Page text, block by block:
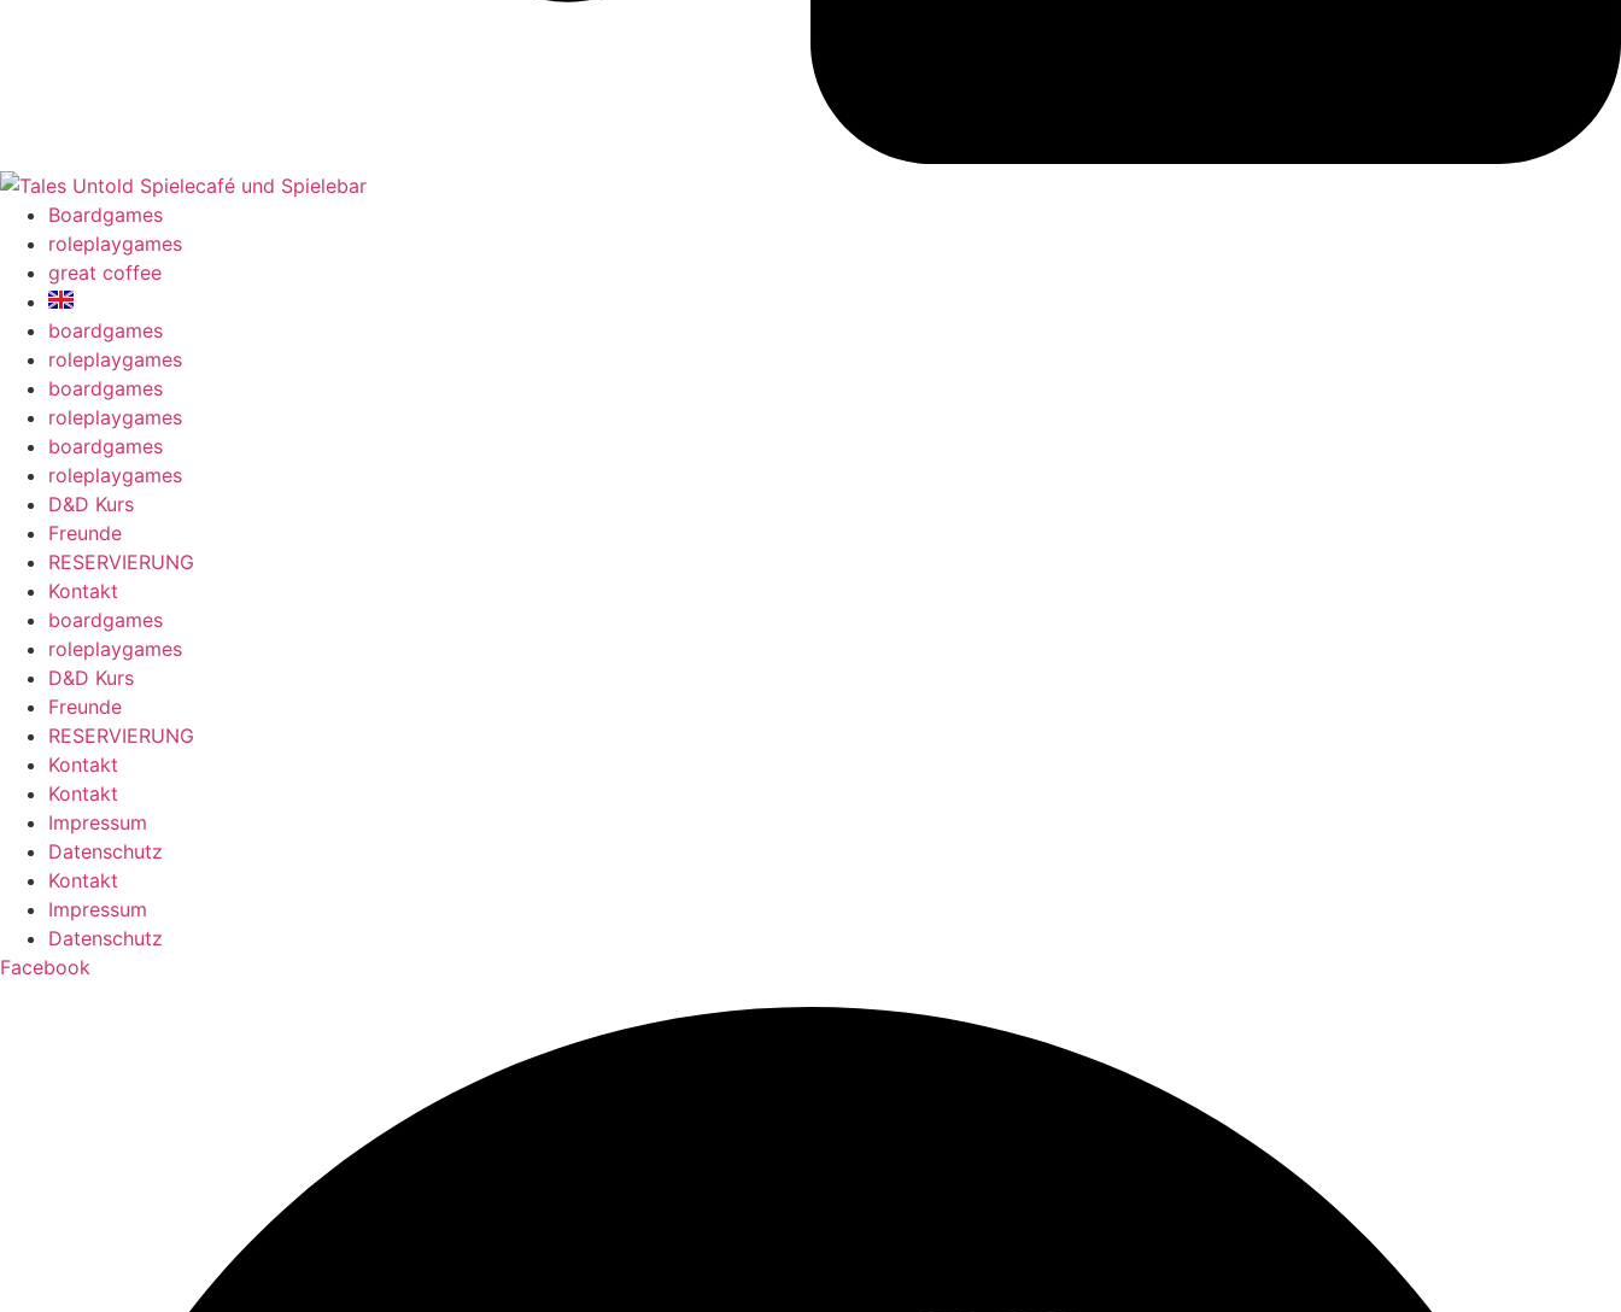
Boardgames
roleplaygames
great coffee
boardgames
roleplaygames
boardgames
roleplaygames
boardgames
roleplaygames
D&D Kurs
Freunde
RESERVIERUNG
Kontakt
boardgames
roleplaygames
D&D Kurs
Freunde
RESERVIERUNG
Kontakt
Kontakt
Impressum
Datenschutz
Kontakt
Impressum
Datenschutz
Facebook